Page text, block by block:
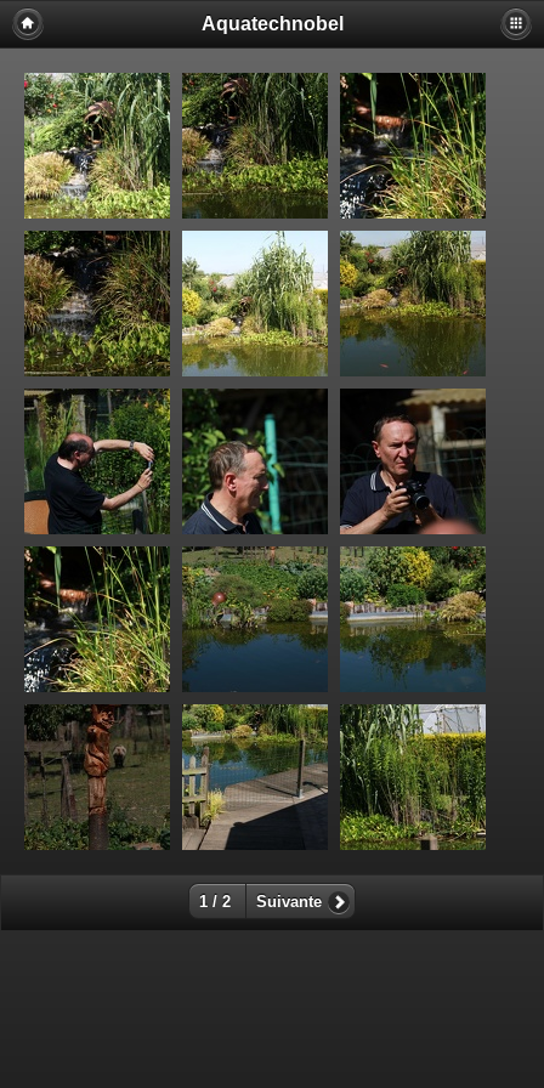
Aquatechnobel
1 / 2 Suivante